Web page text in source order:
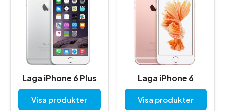
Laga iPhone 6 Plus
Visa produkter
Laga iPhone 6
Visa produkter